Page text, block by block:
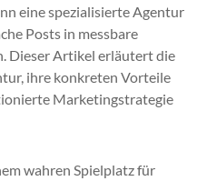
eine spezialisierte Agentur
Posts in messbare
Dieser Artikel erläutert die
ihre konkreten Vorteile
Marketingstrategie
wahren Spielplatz für